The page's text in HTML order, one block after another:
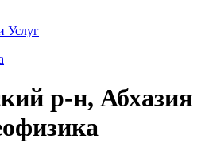
Услуг
р-н, Абхазия